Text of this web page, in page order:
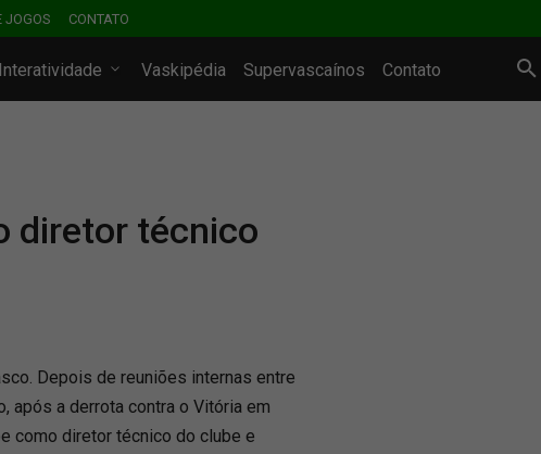
JOGOS CONTATO
Interatividade Vaskipédia Supervascaínos Contato
diretor técnico
Depois de reuniões internas entre
após a derrota contra o Vitória em
como diretor técnico do clube e